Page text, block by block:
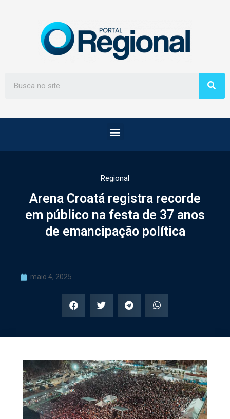
Regional
Arena Croatá registra recorde
em público na festa de 37 anos
de emancipação política
maio 4, 2025